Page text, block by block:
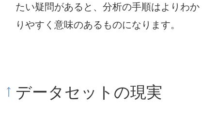
たい疑問があると、分析の手順はよりわか
りやすく意味のあるものになります。
データセットの現実